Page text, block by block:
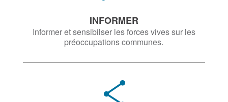
INFORMER
Informer et sensibilser les forces vives sur les
préoccupations communes.